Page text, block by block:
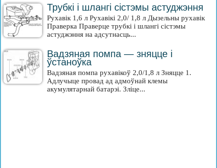
Трубкі і шлангі сістэмы астуджэння
Рухавік 1,6 л Рухавікі 2,0/ 1,8 л Дызельны рухавік
Праверка Праверце трубкі і шлангі сістэмы
астуджэння на адсутнасць...
Вадзяная помпа — зняцце і
ўстаноўка
Вадзяная помпа рухавікоў 2,0/1,8 л Зняцце 1.
Адлучыце провад ад адмоўнай клемы
акумулятарнай батарэі. Зліце...